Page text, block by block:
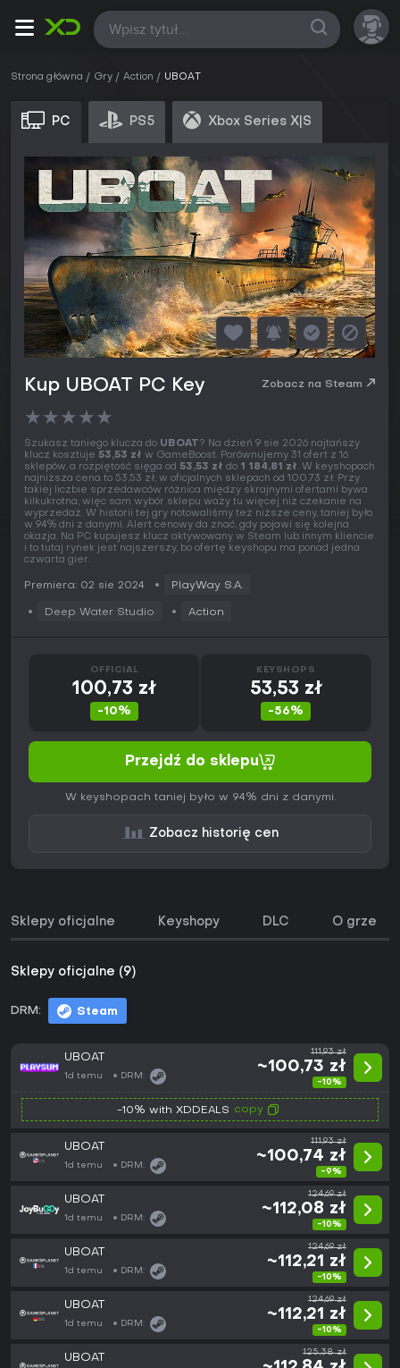
Wszystkie
Strona główna Gry Action UBOAT
PC PS5 Xbox Series X|S
Kup UBOAT PC Key Zobacz na Steam
★★★★★
Szukasz taniego klucza do UBOAT? Na dzień 9 sie 2026 najtańszy
klucz kosztuje 53,53 zł w GameBoost. Porównujemy 31 ofert z 16
sklepów, a rozpiętość sięga od 53,53 zł do 1 184,81 zł. W keyshopach
najniższa cena to 53,53 zł, w oficjalnych sklepach od 100,73 zł. Przy
takiej liczbie sprzedawców różnica między skrajnymi ofertami bywa
kilkukrotna, więc sam wybór sklepu waży tu więcej niż czekanie na
wyprzedaż. W historii tej gry notowaliśmy też niższe ceny, taniej było
w 94% dni z danymi. Alert cenowy da znać, gdy pojawi się kolejna
okazja. Na PC kupujesz klucz aktywowany w Steam lub innym kliencie
i to tutaj rynek jest najszerszy, bo ofertę keyshopu ma ponad jedna
czwarta gier.
Premiera: 02 sie 2024 PlayWay S.A.
Deep Water Studio Action
OFFICIAL
100,73 zł
-10%
KEYSHOPS
53,53 zł
-56%
Przejdź do sklepu
W keyshopach taniej było w 94% dni z danymi.
Zobacz historię cen
Sklepy oficjalne Keyshopy DLC O grze
Sklepy oficjalne (9)
DRM: Steam
UBOAT
1d temu DRM:
111,93 zł
~100,73 zł
-10%
-10% with XDDEALS copy
UBOAT
1d temu DRM:
111,93 zł
~100,74 zł
-9%
UBOAT
1d temu DRM:
124,69 zł
~112,08 zł
-10%
UBOAT
1d temu DRM:
124,69 zł
~112,21 zł
-10%
UBOAT
1d temu DRM:
124,69 zł
~112,21 zł
-10%
UBOAT 125,38 zł